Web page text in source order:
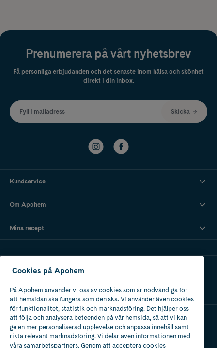
Prenumerera på vårt nyhetsbrev
Få personliga erbjudanden och det senaste inom hälsa och skönhet
direkt i din inbox.
Fyll i mailadress Skicka
Kundservice
Om Apohem
Mina recept
Ladda ner vår app
Apotek med tillstånd
av Läkemedelsverket
Cookies på Apohem
På Apohem använder vi oss av cookies som är nödvändiga för
att hemsidan ska fungera som den ska. Vi använder även cookies
för funktionalitet, statistik och marknadsföring. Det hjälper oss
att följa och analysera beteenden på vår hemsida, så att vi kan
ge en mer personaliserad upplevelse och anpassa innehåll samt
rikta relevant marknadsföring. Vi delar även informationen med
våra samarbetspartners. Genom att acceptera cookies